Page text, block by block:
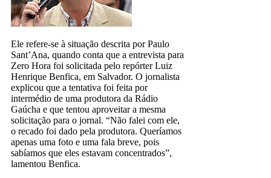
Ele refere-se à situação descrita por Paulo
Sant’Ana, quando conta que a entrevista para
Zero Hora foi solicitada pelo repórter Luiz
Henrique Benfica, em Salvador. O jornalista
explicou que a tentativa foi feita por
intermédio de uma produtora da Rádio
Gaúcha e que tentou aproveitar a mesma
solicitação para o jornal. “Não falei com ele,
o recado foi dado pela produtora. Queríamos
apenas uma foto e uma fala breve, pois
sabíamos que eles estavam concentrados”,
lamentou Benfica.